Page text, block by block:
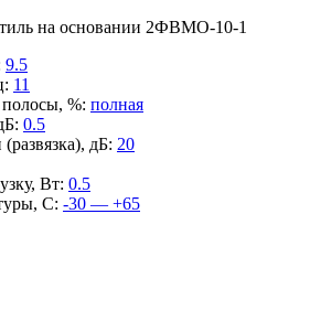
на основании 2ФВМO-10-1
9.5
: 11
%: полная
: 0.5
дБ: 20
Вт: 0.5
С: -30 — +65